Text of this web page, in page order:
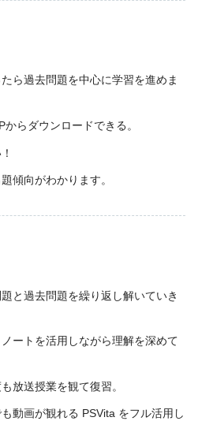
ら過去問題を中心に学習を進めま
らダウンロードできる。
傾向がわかります。
と過去問題を繰り返し解いていき
ートを活用しながら理解を深めて
放送授業を観て復習。
動画が観れる PSVita をフル活用し